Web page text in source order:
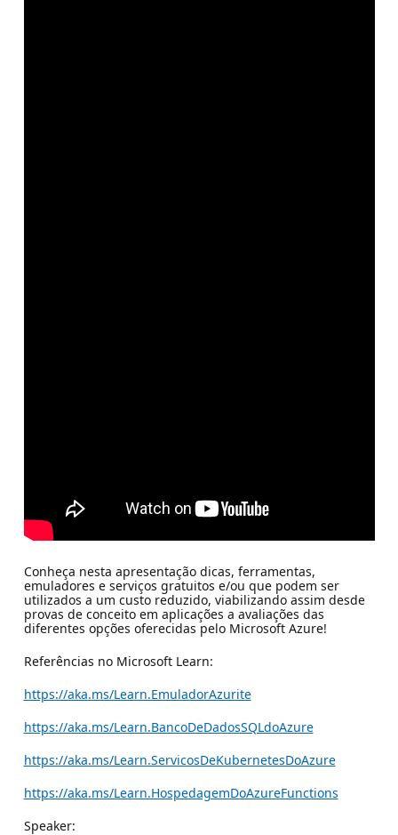
Conheça nesta apresentação dicas, ferramentas,
emuladores e serviços gratuitos e/ou que podem ser
utilizados a um custo reduzido, viabilizando assim desde
provas de conceito em aplicações a avaliações das
diferentes opções oferecidas pelo Microsoft Azure!
Referências no Microsoft Learn:
https://aka.ms/Learn.EmuladorAzurite
https://aka.ms/Learn.BancoDeDadosSQLdoAzure
https://aka.ms/Learn.ServicosDeKubernetesDoAzure
https://aka.ms/Learn.HospedagemDoAzureFunctions
Speaker: